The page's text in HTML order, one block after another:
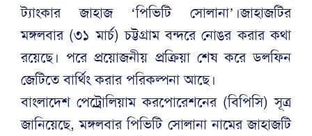
ট্যাংকার জাহাজ ‘পিভিটি সোলানা’।জাহাজটির
মঙ্গলবার (৩১ মার্চ) চট্টগ্রাম বন্দরে নোঙর করার কথা
রয়েছে। পরে প্রয়োজনীয় প্রক্রিয়া শেষ করে ডলফিন
জেটিতে বার্থিং করার পরিকল্পনা আছে।
বাংলাদেশ পেট্রোলিয়াম করপোরেশনের (বিপিসি) সূত্র
জানিয়েছে, মঙ্গলবার পিভিটি সোলানা নামের জাহাজটি